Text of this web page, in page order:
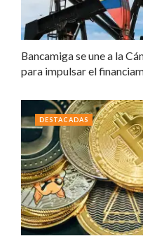
Bancamiga se une a la
para impulsar el
DESTACADAS